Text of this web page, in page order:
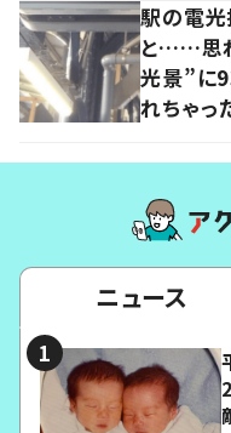
駅の電
と……思
光景”に
れちゃっ
ニュース